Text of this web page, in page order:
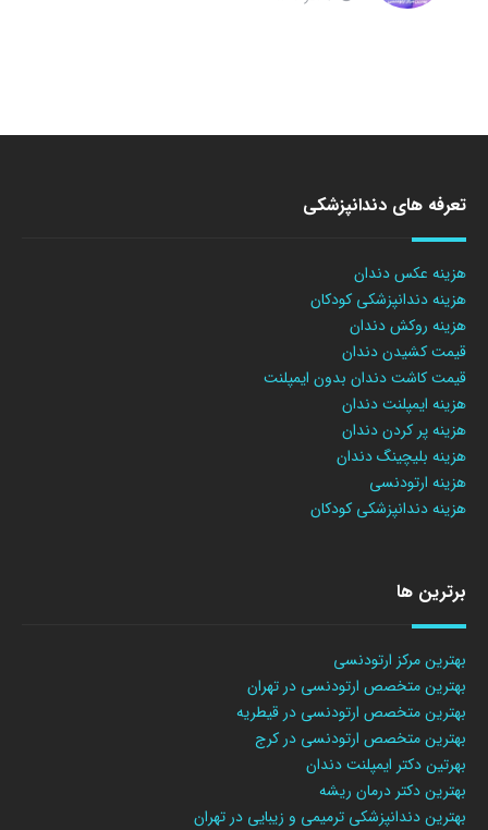
تعرفه های دندانپزشکی
هزینه عکس دندان
هزینه دندانپزشکی کودکان
هزینه روکش دندان
قیمت کشیدن دندان
قیمت کاشت دندان بدون ایمپلنت
هزینه ایمپلنت دندان
هزینه پر کردن دندان
هزینه بلیچینگ دندان
هزینه ارتودنسی
هزینه دندانپزشکی کودکان
برترین ها
بهترین مرکز ارتودنسی
بهترین متخصص ارتودنسی در تهران
بهترین متخصص ارتودنسی در قیطریه
بهترین متخصص ارتودنسی در کرج
بهرتین دکتر ایمپلنت دندان
بهترین دکتر درمان ریشه
بهترین دندانپزشکی ترمیمی و زیبایی در تهران